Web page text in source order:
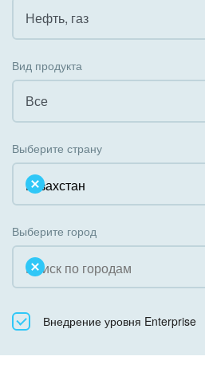
Внедрение КЭДО
Интеграция с 1С
Внедрение Бизнес-процессов
Системное
Интернет-магазин и CRM
Крупные корпоративные
Внедрение для медицины
Внедрение для
Нефть, газ
Государственные
Коммунальные услуги, ЖКХ
Некоммерческие,
Недвижимость, риэлтерские
Образование, наука
Общественно-политические
Охрана, безопасность
Вид продукта
Все
Облачный Битрикс24
Коробочная версия
Выберите страну
Выберите город
Внедрение уровня Enterprise